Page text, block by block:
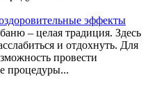
эффекты
– целая традиция. Здесь
и отдохнуть. Для
провести
процедуры...